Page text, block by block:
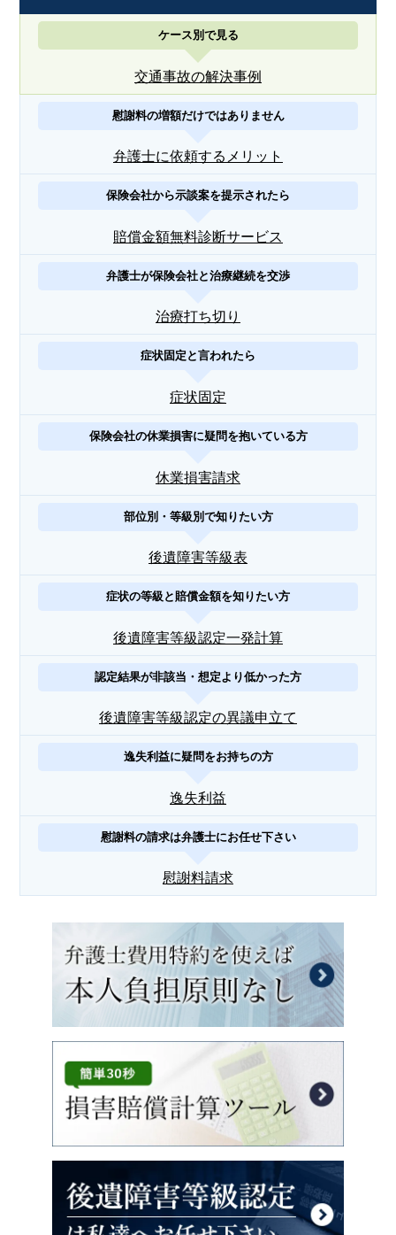
ケース別で見る
交通事故の解決事例
慰謝料の増額だけではありません
弁護士に依頼するメリット
保険会社から示談案を提示されたら
賠償金額無料診断サービス
弁護士が保険会社と治療継続を交渉
治療打ち切り
症状固定と言われたら
症状固定
保険会社の休業損害に疑問を抱いている方
休業損害請求
部位別・等級別で知りたい方
後遺障害等級表
症状の等級と賠償金額を知りたい方
後遺障害等級認定一発計算
認定結果が非該当・想定より低かった方
後遺障害等級認定の異議申立て
逸失利益に疑問をお持ちの方
逸失利益
慰謝料の請求は弁護士にお任せ下さい
慰謝料請求